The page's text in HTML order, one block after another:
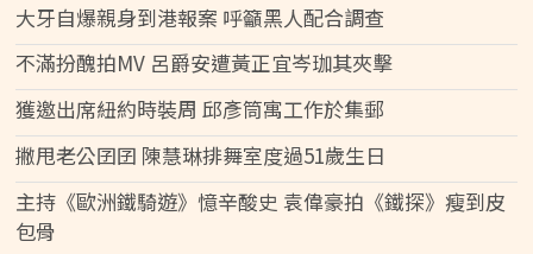
大牙自爆親身到港報案 呼籲黑人配合調查
不滿扮醜拍MV 呂爵安遭黃正宜岑珈其夾擊
獲邀出席紐約時裝周 邱彥筒寓工作於集郵
撇甩老公囝囝 陳慧琳排舞室度過51歲生日
主持《歐洲鐵騎遊》憶辛酸史 袁偉豪拍《鐵探》瘦到皮
包骨